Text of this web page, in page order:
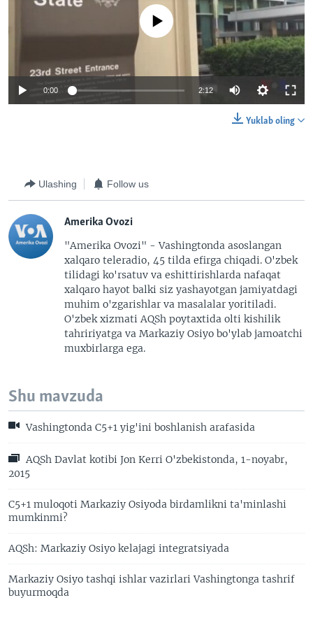
No media source currently available
0:00 2:12
Yuklab oling
Ulashing Follow us
Amerika Ovozi
"Amerika Ovozi" - Vashingtonda asoslangan
xalqaro teleradio, 45 tilda efirga chiqadi. O'zbek
tilidagi ko'rsatuv va eshittirishlarda nafaqat
xalqaro hayot balki siz yashayotgan jamiyatdagi
muhim o'zgarishlar va masalalar yoritiladi.
O'zbek xizmati AQSh poytaxtida olti kishilik
tahririyatga va Markaziy Osiyo bo'ylab jamoatchi
muxbirlarga ega.
Shu mavzuda
Vashingtonda C5+1 yig'ini boshlanish arafasida
AQSh Davlat kotibi Jon Kerri O'zbekistonda, 1-noyabr,
2015
C5+1 muloqoti Markaziy Osiyoda birdamlikni ta'minlashi
mumkinmi?
AQSh: Markaziy Osiyo kelajagi integratsiyada
Markaziy Osiyo tashqi ishlar vazirlari Vashingtonga tashrif
buyurmoqda